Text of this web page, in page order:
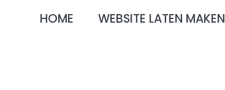
HOME WEBSITE LATEN MAKEN